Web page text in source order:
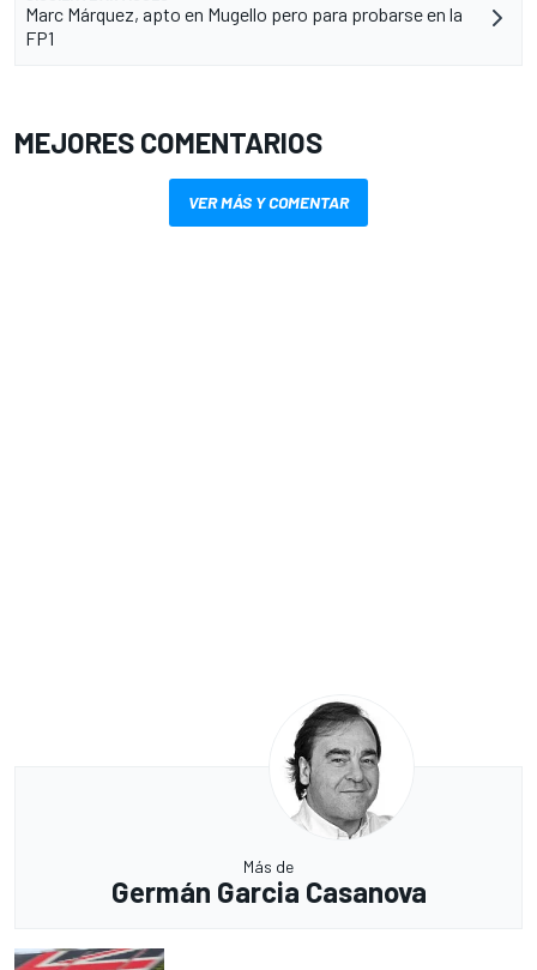
Marc Márquez, apto en Mugello pero para probarse en la
FP1
MEJORES COMENTARIOS
VER MÁS Y COMENTAR
Más de
Germán Garcia Casanova